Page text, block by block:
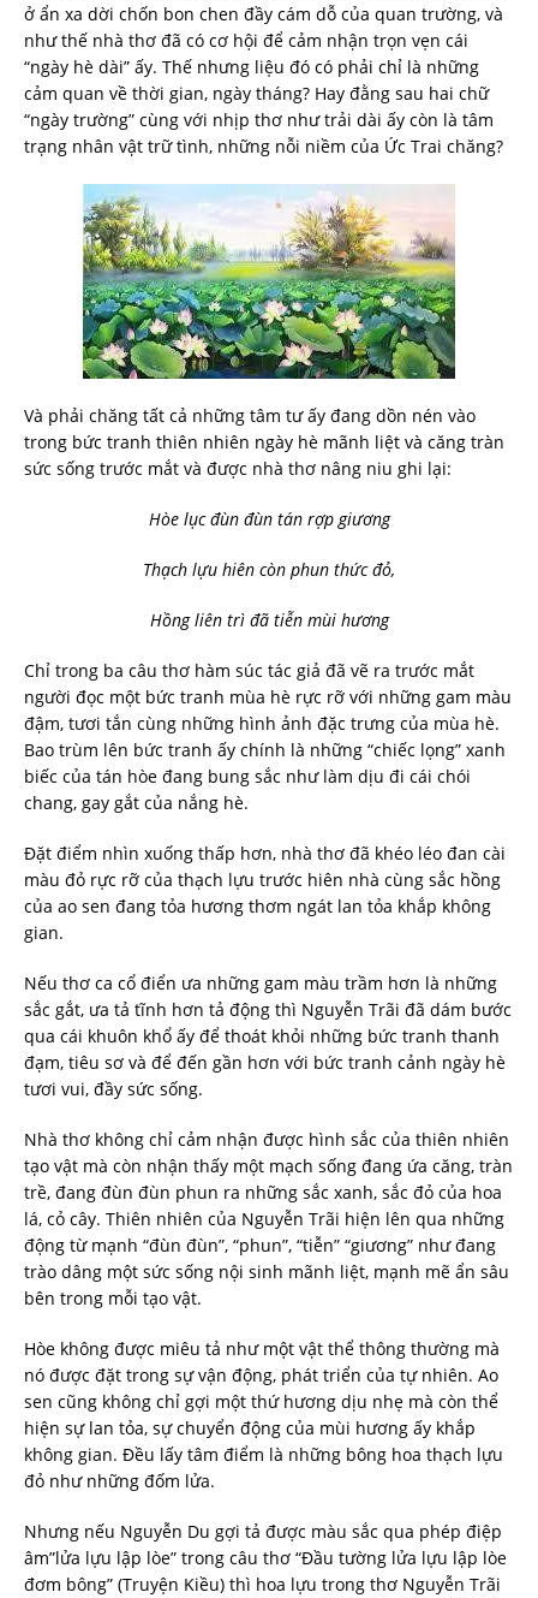
ở ẩn xa dời chốn bon chen đầy cám dỗ của quan trường, và
như thế nhà thơ đã có cơ hội để cảm nhận trọn vẹn cái
“ngày hè dài” ấy. Thế nhưng liệu đó có phải chỉ là những
cảm quan về thời gian, ngày tháng? Hay đằng sau hai chữ
“ngày trường” cùng với nhịp thơ như trải dài ấy còn là tâm
trạng nhân vật trữ tình, những nỗi niềm của Ức Trai chăng?
Và phải chăng tất cả những tâm tư ấy đang dồn nén vào
trong bức tranh thiên nhiên ngày hè mãnh liệt và căng tràn
sức sống trước mắt và được nhà thơ nâng niu ghi lại:
Hòe lục đùn đùn tán rợp giương
Thạch lựu hiên còn phun thức đỏ,
Hồng liên trì đã tiễn mùi hương
Chỉ trong ba câu thơ hàm súc tác giả đã vẽ ra trước mắt
người đọc một bức tranh mùa hè rực rỡ với những gam màu
đậm, tươi tắn cùng những hình ảnh đặc trưng của mùa hè.
Bao trùm lên bức tranh ấy chính là những “chiếc lọng” xanh
biếc của tán hòe đang bung sắc như làm dịu đi cái chói
chang, gay gắt của nắng hè.
Đặt điểm nhìn xuống thấp hơn, nhà thơ đã khéo léo đan cài
màu đỏ rực rỡ của thạch lựu trước hiên nhà cùng sắc hồng
của ao sen đang tỏa hương thơm ngát lan tỏa khắp không
gian.
Nếu thơ ca cổ điển ưa những gam màu trầm hơn là những
sắc gắt, ưa tả tĩnh hơn tả động thì Nguyễn Trãi đã dám bước
qua cái khuôn khổ ấy để thoát khỏi những bức tranh thanh
đạm, tiêu sơ và để đến gần hơn với bức tranh cảnh ngày hè
tươi vui, đầy sức sống.
Nhà thơ không chỉ cảm nhận được hình sắc của thiên nhiên
tạo vật mà còn nhận thấy một mạch sống đang ứa căng, tràn
trề, đang đùn đùn phun ra những sắc xanh, sắc đỏ của hoa
lá, cỏ cây. Thiên nhiên của Nguyễn Trãi hiện lên qua những
động từ mạnh “đùn đùn”, “phun”, “tiễn” “giương” như đang
trào dâng một sức sống nội sinh mãnh liệt, mạnh mẽ ẩn sâu
bên trong mỗi tạo vật.
Hòe không được miêu tả như một vật thể thông thường mà
nó được đặt trong sự vận động, phát triển của tự nhiên. Ao
sen cũng không chỉ gợi một thứ hương dịu nhẹ mà còn thể
hiện sự lan tỏa, sự chuyển động của mùi hương ấy khắp
không gian. Đều lấy tâm điểm là những bông hoa thạch lựu
đỏ như những đốm lửa.
Nhưng nếu Nguyễn Du gợi tả được màu sắc qua phép điệp
âm”lửa lựu lập lòe” trong câu thơ “Đầu tường lửa lựu lập lòe
đơm bông” (Truyện Kiều) thì hoa lựu trong thơ Nguyễn Trãi